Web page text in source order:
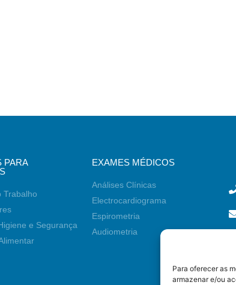
Para oferecer as
armazenar e/ou
PARA
Trabalho
e Segurança
EXAMES MÉDICOS
Análises Clínicas
Electrocardiograma
Espirometria
Audiometria